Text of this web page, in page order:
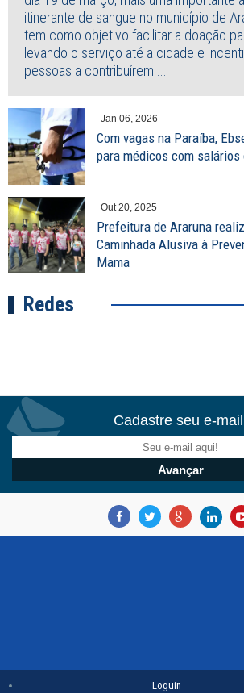
itinerante de sangue no município de
tem como objetivo facilitar a doação
levando o serviço até a cidade e
pessoas a contribuírem ...
Jan 06, 2026
Com vagas na Paraíba,
para médicos com salários
Out 20, 2025
Prefeitura de Araruna
Caminhada Alusiva à
Mama
Redes
Cadastre seu e-
Loguin